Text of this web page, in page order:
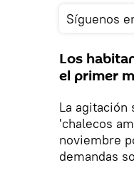
Síguenos
Los
el primer
La
'chalecos
noviembre
demandas